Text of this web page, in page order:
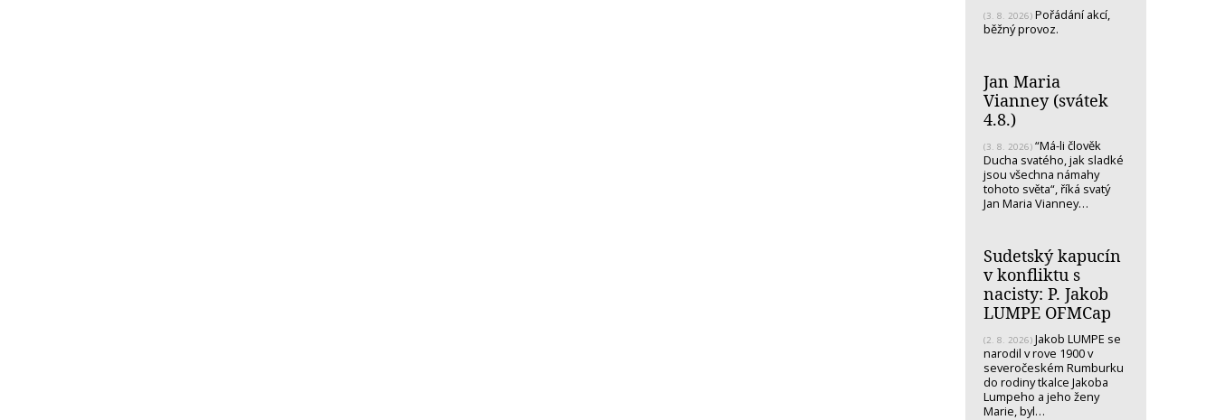
(3. 8. 2026) Pořádání akcí,
běžný provoz.
Jan Maria
Vianney (svátek
4.8.)
(3. 8. 2026) “Má-li člověk
Ducha svatého, jak sladké
jsou všechna námahy
tohoto světa“, říká svatý
Jan Maria Vianney…
Sudetský kapucín
v konfliktu s
nacisty: P. Jakob
LUMPE OFMCap
(2. 8. 2026) Jakob LUMPE se
narodil v rove 1900 v
severočeském Rumburku
do rodiny tkalce Jakoba
Lumpeho a jeho ženy
Marie, byl…